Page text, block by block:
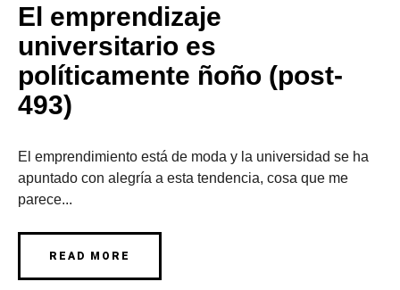
El emprendizaje
universitario es
políticamente ñoño (post-
493)
El emprendimiento está de moda y la universidad se ha
apuntado con alegría a esta tendencia, cosa que me
parece...
READ MORE